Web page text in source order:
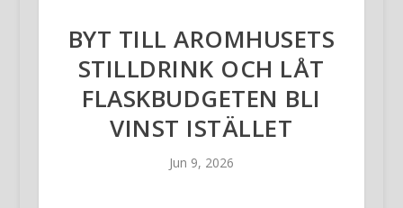
BYT TILL AROMHUSETS
STILLDRINK OCH LÅT
FLASKBUDGETEN BLI
VINST ISTÄLLET
Jun 9, 2026